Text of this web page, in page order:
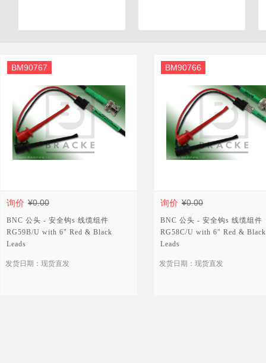
询价 ¥0.00
BM90767
BNC 公头 - 安全钩s 线缆组件
RG59B/U with 6" Red & Black
Leads
发货日期：现货直发
询价 ¥0.00
BM90766
BNC 公头 - 安全钩s 线缆组件
RG58C/U with 6" Red & Black
Leads
发货日期：现货直发